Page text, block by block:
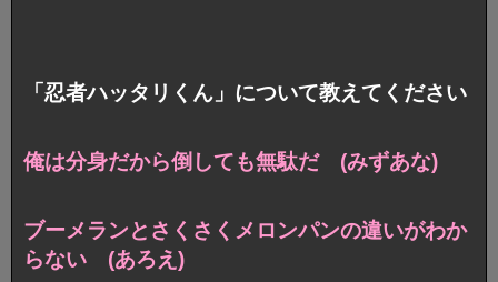
「忍者ハッタリくん」について教えてください
俺は分身だから倒しても無駄だ (みずあな)
ブーメランと さくさくメロンパンの違いがわか
らない (あろえ)